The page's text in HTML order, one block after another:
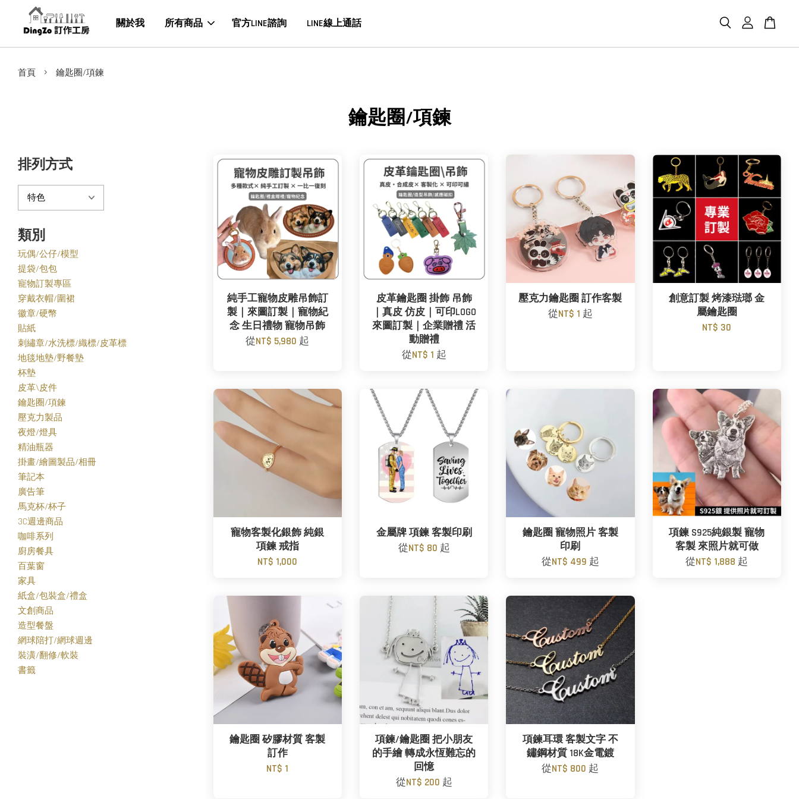
關於我 所有商品 官方LINE諮詢 LINE線上通話
首頁 › 鑰匙圈/項鍊
鑰匙圈/項鍊
排列方式
類別
玩偶/公仔/模型
提袋/包包
寵物訂製專區
穿戴衣帽/圍裙
徽章/硬幣
貼紙
刺繡章/水洗標/織標/皮革標
地毯地墊/野餐墊
杯墊
皮革\皮件
鑰匙圈/項鍊
壓克力製品
夜燈/燈具
精油瓶器
掛畫/繪圖製品/相冊
筆記本
廣告筆
馬克杯/杯子
3C週邊商品
咖啡系列
廚房餐具
百葉窗
家具
紙盒/包裝盒/禮盒
文創商品
造型餐盤
網球陪打/網球週邊
裝潢/翻修/軟裝
書籤
純手工寵物皮雕吊飾訂
製｜來圖訂製｜寵物紀
念 生日禮物 寵物吊飾
從NT$ 5,980 起
皮革鑰匙圈 掛飾 吊飾
｜真皮 仿皮｜可印LOGO
來圖訂製｜企業贈禮 活
動贈禮
從NT$ 1 起
壓克力鑰匙圈 訂作客製
從NT$ 1 起
創意訂製 烤漆琺瑯 金
屬鑰匙圈
NT$ 30
寵物客製化銀飾 純銀
項鍊 戒指
NT$ 1,000
金屬牌 項鍊 客製印刷
從NT$ 80 起
鑰匙圈 寵物照片 客製
印刷
從NT$ 499 起
項鍊 S925純銀製 寵物
客製 來照片就可做
從NT$ 1,888 起
鑰匙圈 矽膠材質 客製
訂作
NT$ 1
項鍊/鑰匙圈 把小朋友
的手繪 轉成永恆難忘的
回憶
從NT$ 200 起
項鍊耳環 客製文字 不
鏽鋼材質 18K金電鍍
從NT$ 800 起